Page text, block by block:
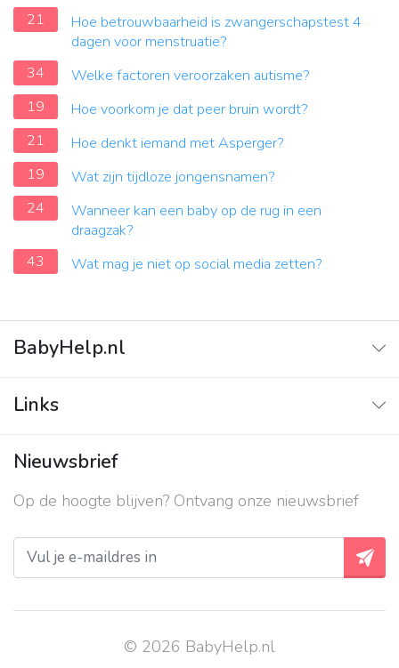
21
Hoe betrouwbaarheid is zwangerschapstest 4
dagen voor menstruatie?
34
Welke factoren veroorzaken autisme?
19
Hoe voorkom je dat peer bruin wordt?
21
Hoe denkt iemand met Asperger?
19
Wat zijn tijdloze jongensnamen?
24
Wanneer kan een baby op de rug in een
draagzak?
43
Wat mag je niet op social media zetten?
BabyHelp.nl
Vraag & Antwoord
Links
Contact
Over ons
Privacy beleid
Nieuwsbrief
Op de hoogte blijven? Ontvang onze nieuwsbrief
© 2026 BabyHelp.nl